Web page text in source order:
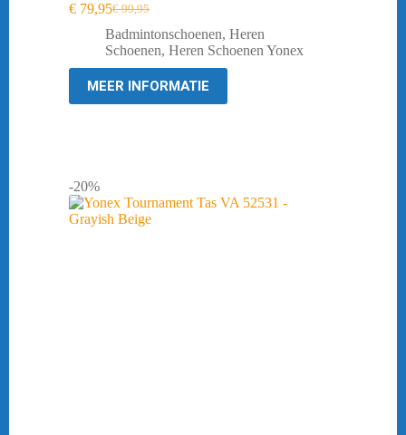
€99,95
Oorspronkelijke
prijs
was:
€ 99,95.
€ 79,95Huidige
prijs
is:
€ 79,95.
Badmintonschoenen, Heren
Schoenen, Heren Schoenen Yonex
MEER INFORMATIE
-20%